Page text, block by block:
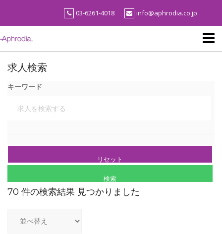
content
03-6261-4018 info@aphrodia.co.jp
求人検索
キーワード
70 件の検索結果 見つかりました